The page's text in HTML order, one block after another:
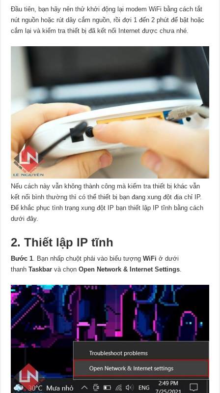
Đầu tiên, bạn hãy nên thử khởi động lại modem WiFi bằng cách tắt
nút nguồn hoặc rút dây cắm nguồn, rồi đợi 1 đến 2 phút để bật hoặc
cắm lại và kiểm tra thiết bị đã kết nối Internet được chưa nhé.
Nếu cách này vẫn không thành công mà kiểm tra thiết bị khác vẫn
kết nối bình thường thì có thể thiết bị bạn đang xung đột địa chỉ IP.
Để khắc phục tình trạng xung đột IP bạn thiết lập IP tĩnh bằng cách
dưới đây.
2. Thiết lập IP tĩnh
Bước 1. Bạn nhấp chuột phải vào biểu tượngWiFi ở dưới
thanhTaskbar và chọnOpen Network & Internet Settings.